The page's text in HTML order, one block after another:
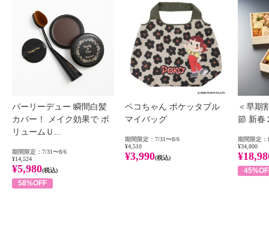
パーリーデュー 瞬間白髪
カバー！ メイク効果で ボ
リュームＵ...
期間限定：7/31〜8/6
¥14,524
¥5,980(税込)
58%OFF
ペコちゃん ポケッタブル
マイバッグ
期間限定：7/31〜8/6
¥4,510
¥3,990(税込)
＜早期
節 新春
期間限定：
¥34,800